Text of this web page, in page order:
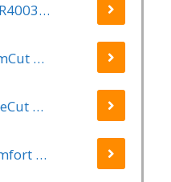
Kreator KRTGR4003 Telescopische takkenschaar – Jong hout - Knipdiameter: Ø34 mm
GARDENA SlimCut Takkenschaar -28mm- Met Hefboommechanisme
GARDENA TeleCut Telescopische - Takkenschaar 520-670B - 42 mm Verstelbare Lengte
GARDENA Comfort Takkenschaar StarCut 160 - Snoeischaar - Reikwijdte ca. 3.5 m - Max Knipdiameter 32 mm